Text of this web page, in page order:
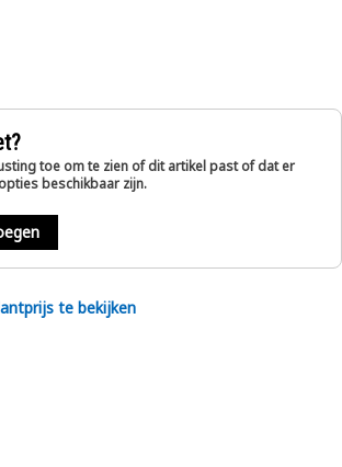
toe om te zien of dit artikel past of dat er
beschikbaar zijn.
te bekijken